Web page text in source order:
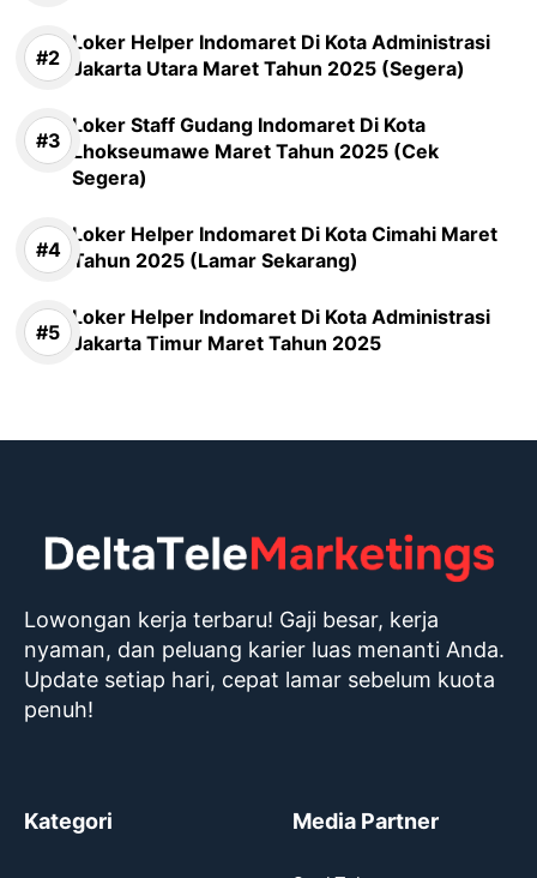
Loker Helper Indomaret Di Kota Administrasi
Jakarta Utara Maret Tahun 2025 (Segera)
Loker Staff Gudang Indomaret Di Kota
Lhokseumawe Maret Tahun 2025 (Cek
Segera)
Loker Helper Indomaret Di Kota Cimahi Maret
Tahun 2025 (Lamar Sekarang)
Loker Helper Indomaret Di Kota Administrasi
Jakarta Timur Maret Tahun 2025
Lowongan kerja terbaru! Gaji besar, kerja
nyaman, dan peluang karier luas menanti Anda.
Update setiap hari, cepat lamar sebelum kuota
penuh!
Kategori Media Partner